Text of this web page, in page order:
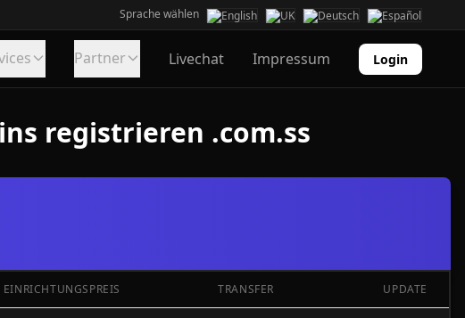
Sprache wählen
Partner Livechat Impressum Login
registrieren .com.ss
EINRICHTUNGSPREIS TRANSFER UPDATE